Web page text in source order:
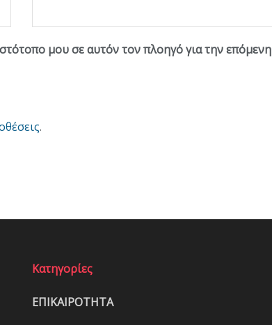
μου σε αυτόν τον πλοηγό για την επόμενη
.
Κατηγορίες
ΕΠΙΚΑΙΡΟΤΗΤΑ